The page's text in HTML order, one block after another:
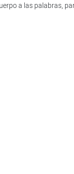
a las palabras,